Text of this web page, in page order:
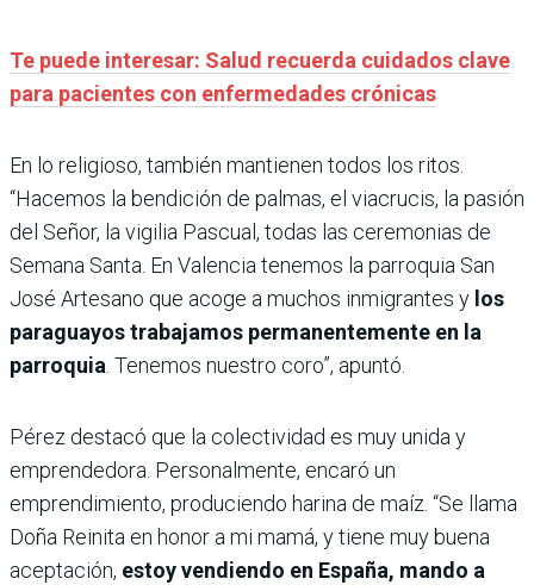
Te puede interesar: Salud recuerda cuidados clave
para pacientes con enfermedades crónicas
En lo religioso, también mantienen todos los ritos.
“Hacemos la bendición de palmas, el viacrucis, la pasión
del Señor, la vigilia Pascual, todas las ceremonias de
Semana Santa. En Valencia tenemos la parroquia San
José Artesano que acoge a muchos inmigrantes y los
paraguayos trabajamos permanentemente en la
parroquia. Tenemos nuestro coro”, apuntó.
Pérez destacó que la colectividad es muy unida y
emprendedora. Personalmente, encaró un
emprendimiento, produciendo harina de maíz. “Se llama
Doña Reinita en honor a mi mamá, y tiene muy buena
aceptación, estoy vendiendo en España, mando a